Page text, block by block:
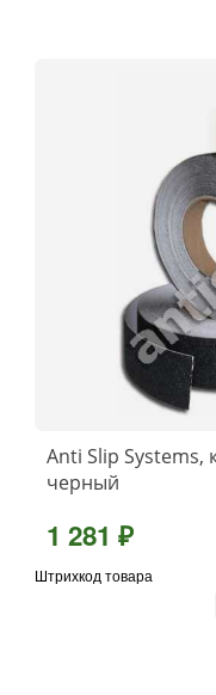
Anti Slip Systems,
черный
1 281 ₽
Штрихкод товара